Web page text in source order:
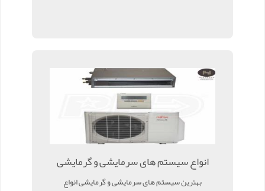
انواع سیستم های سرمایشی و گرمایشی
بهترین سیستم های سرمایشی و گرمایشی انواع